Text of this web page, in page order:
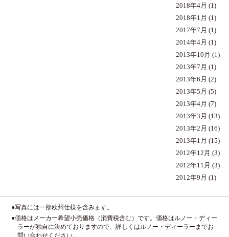
2018年4月 (1)
2018年1月 (1)
2017年7月 (1)
2014年4月 (1)
2013年10月 (1)
2013年7月 (1)
2013年6月 (2)
2013年5月 (5)
2013年4月 (7)
2013年3月 (13)
2013年2月 (16)
2013年1月 (15)
2012年12月 (3)
2012年11月 (3)
2012年9月 (1)
●写真には一部欧州仕様を含みます。
●価格はメーカー希望小売価格（消費税含む）です。価格はルノー・ディー
ラーが独自に決めておりますので、詳しくはルノー・ディーラーまでお
問い合わせください。